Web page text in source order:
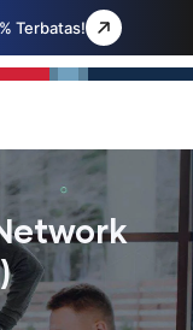
Terbatas!